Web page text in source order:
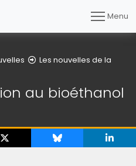
Menu
Les nouvelles de la
au bioéthanol